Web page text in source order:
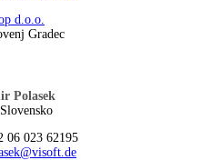
d.o.o.
Gradec
Polasek
06 023 62195